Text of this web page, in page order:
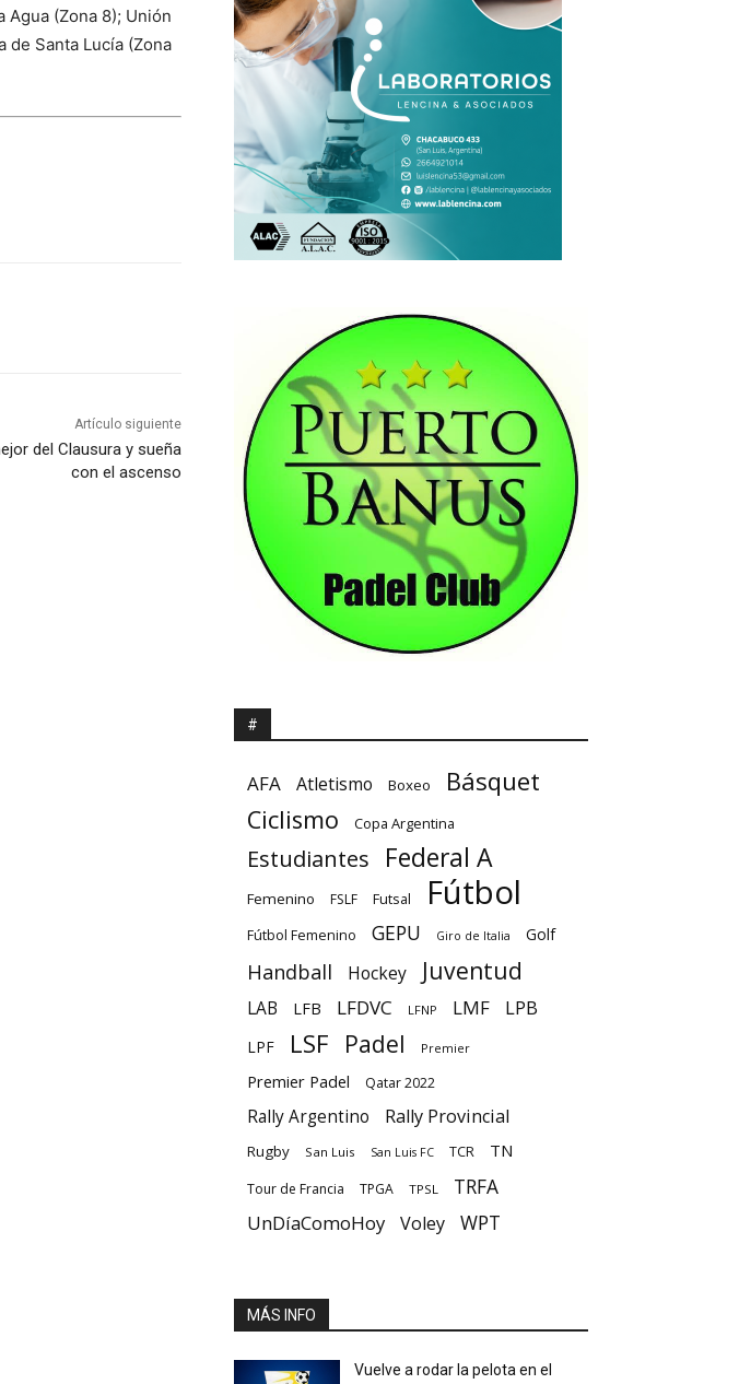
(Zona 8); Unión
de Santa Lucía (Zona
Artículo siguiente
del Clausura y sueña
con el ascenso
#
AFA Atletismo Boxeo Básquet
Ciclismo Copa Argentina
Estudiantes Federal A
Femenino FSLF Futsal Fútbol
Fútbol Femenino GEPU Giro de Italia Golf
Handball Hockey Juventud
LAB LFB LFDVC LFNP LMF LPB
LPF LSF Padel Premier
Premier Padel Qatar 2022
Rally Argentino Rally Provincial
Rugby San Luis San Luis FC TCR TN
Tour de Francia TPGA TPSL TRFA
UnDíaComoHoy Voley WPT
MÁS INFO
Vuelve a rodar la pelota en el